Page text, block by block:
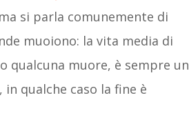
si parla comunemente di
muoiono: la vita media di
qualcuna muore, è sempre un
qualche caso la fine è